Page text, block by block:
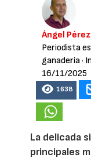
Ángel Pérez
Periodista
ganadería·
16/11/2025
1638
La delicada
principales